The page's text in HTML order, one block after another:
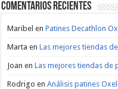
Comentarios recientes
Maribel enPatines Decathlon
Marta enLas mejores tiendas
Joan enLas mejores tiendas de
Rodrigo enAnálisis patines